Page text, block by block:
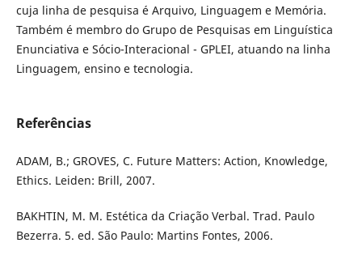
cuja linha de pesquisa é Arquivo, Linguagem e Memória.
Também é membro do Grupo de Pesquisas em Linguística
Enunciativa e Sócio-Interacional - GPLEI, atuando na linha
Linguagem, ensino e tecnologia.
Referências
ADAM, B.; GROVES, C. Future Matters: Action, Knowledge,
Ethics. Leiden: Brill, 2007.
BAKHTIN, M. M. Estética da Criação Verbal. Trad. Paulo
Bezerra. 5. ed. São Paulo: Martins Fontes, 2006.